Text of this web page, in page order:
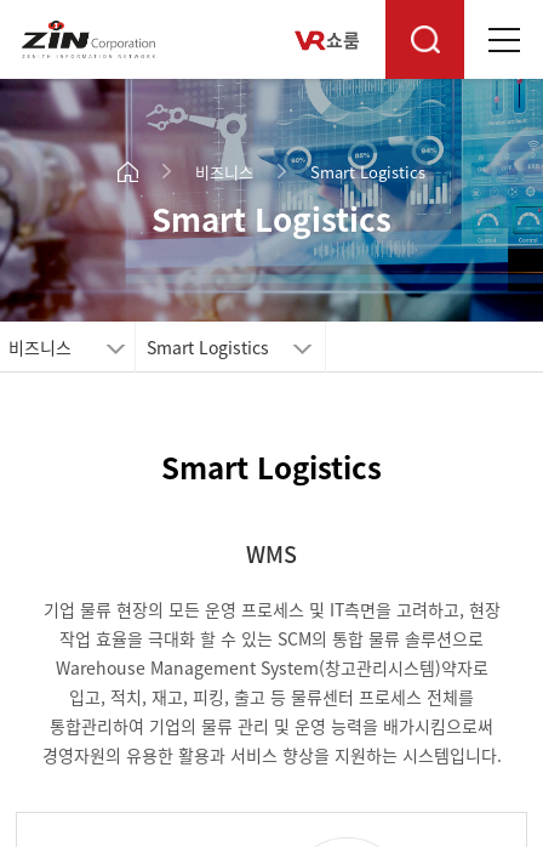
쇼룸
비즈니스 Smart Logistics
Smart Logistics
비즈니스 Smart Logistics
Smart Logistics
WMS
기업 물류 현장의 모든 운영 프로세스 및 IT측면을 고려하고, 현장
작업 효율을 극대화 할 수 있는 SCM의 통합 물류 솔루션으로
Warehouse Management System(창고관리시스템)약자로
입고, 적치, 재고, 피킹, 출고 등 물류센터 프로세스 전체를
통합관리하여 기업의 물류 관리 및 운영 능력을 배가시킴으로써
경영자원의 유용한 활용과 서비스 향상을 지원하는 시스템입니다.